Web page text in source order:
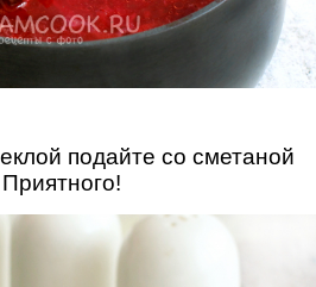
подайте со сметаной